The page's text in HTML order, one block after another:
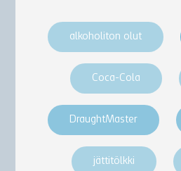
alkoholiton olut
Coca-Cola
DraughtMaster
jättitölkki